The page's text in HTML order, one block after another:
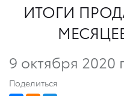
ИТОГИ
9 октября 2020
Поделиться